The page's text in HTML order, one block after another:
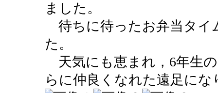
ました。
待ちに待ったお弁当タイ
た。
天気にも恵まれ，6年生
らに仲良くなれた遠足にな